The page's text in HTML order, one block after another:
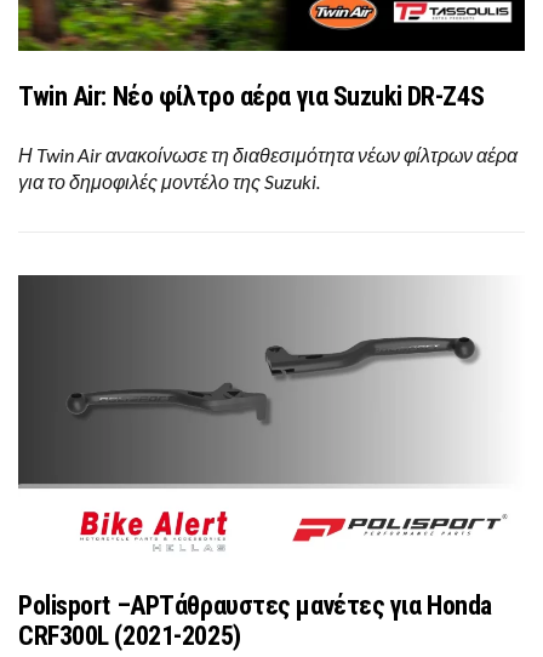
Twin Air: Νέο φίλτρο αέρα για Suzuki DR-Z4S
Η Twin Air ανακοίνωσε τη διαθεσιμότητα νέων φίλτρων αέρα
για το δημοφιλές μοντέλο της Suzuki.
Polisport –APTάθραυστες μανέτες για Honda
CRF300L (2021-2025)